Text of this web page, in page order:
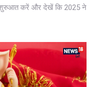
शुरुआत करें और देखें कि 2025 ने